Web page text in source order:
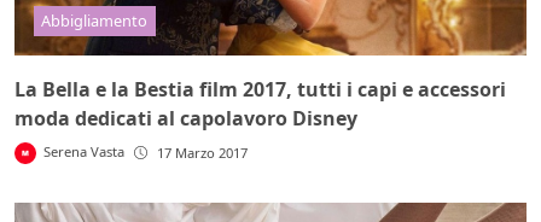
Abbigliamento
La Bella e la Bestia film 2017, tutti i capi e accessori
moda dedicati al capolavoro Disney
Serena Vasta 17 Marzo 2017